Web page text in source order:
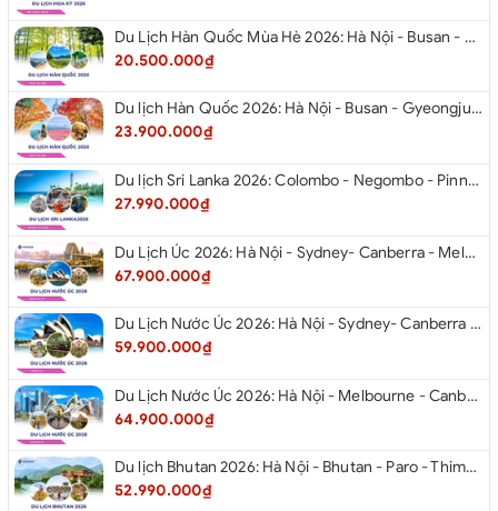
Du Lịch Hàn Quốc Mùa Hè 2026: Hà Nội - Busan - Gyeongju - Seoul - Đảo Nami - Tàu Điện Ven Biển Haeundae - Cầu Kính Oryukdo - Làng Văn Hóa Huinnyeoul
20.500.000₫
Du lịch Hàn Quốc 2026: Hà Nội - Busan - Gyeongju - Seoul - Đảo Nami - Tàu Điện Ven Biển Haeundae - Cỏ Hồng Muhly - Làng Văn Hóa Huinnyeoul
23.900.000₫
Du lịch Sri Lanka 2026: Colombo - Negombo - Pinnawala - Kandy - Kalutara - Nuwara - Eliya
27.990.000₫
Du Lịch Úc 2026: Hà Nội - Sydney- Canberra - Melbourne - Hà Nội
67.900.000₫
Du Lịch Nước Úc 2026: Hà Nội - Sydney- Canberra - Melbourne - Hà Nội
59.900.000₫
Du Lịch Nước Úc 2026: Hà Nội - Melbourne - Canberra - Sydney - Hà Nội
64.900.000₫
Du lịch Bhutan 2026: Hà Nội - Bhutan - Paro - Thimphu - Punakha
52.990.000₫